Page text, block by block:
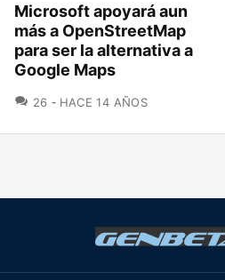
Microsoft apoyará aun
más a OpenStreetMap
para ser la alternativa a
Google Maps
26 COMENTARIOS
HACE 14 AÑOS